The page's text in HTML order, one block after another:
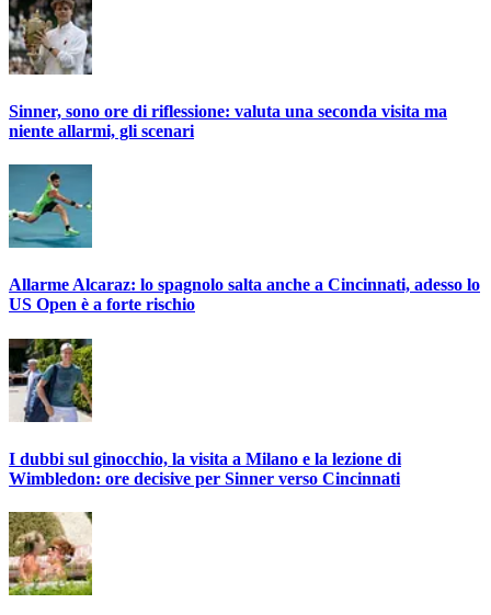
Sinner, sono ore di riflessione: valuta una seconda visita ma
niente allarmi, gli scenari
Allarme Alcaraz: lo spagnolo salta anche a Cincinnati, adesso lo
US Open è a forte rischio
I dubbi sul ginocchio, la visita a Milano e la lezione di
Wimbledon: ore decisive per Sinner verso Cincinnati